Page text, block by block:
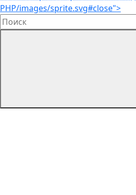
PHP/images/sprite.svg#close">